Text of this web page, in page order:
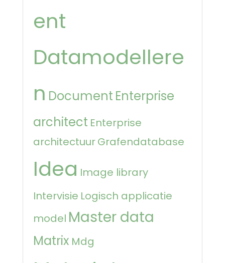
ent
Datamodellere
n Document Enterprise
architect Enterprise
architectuurGrafendatabase
Idea Image library
Intervisie Logisch applicatie
model Master data
Matrix Mdg